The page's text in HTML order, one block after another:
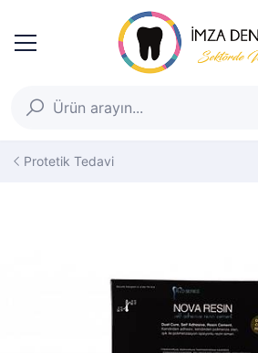
Protetik Tedavi